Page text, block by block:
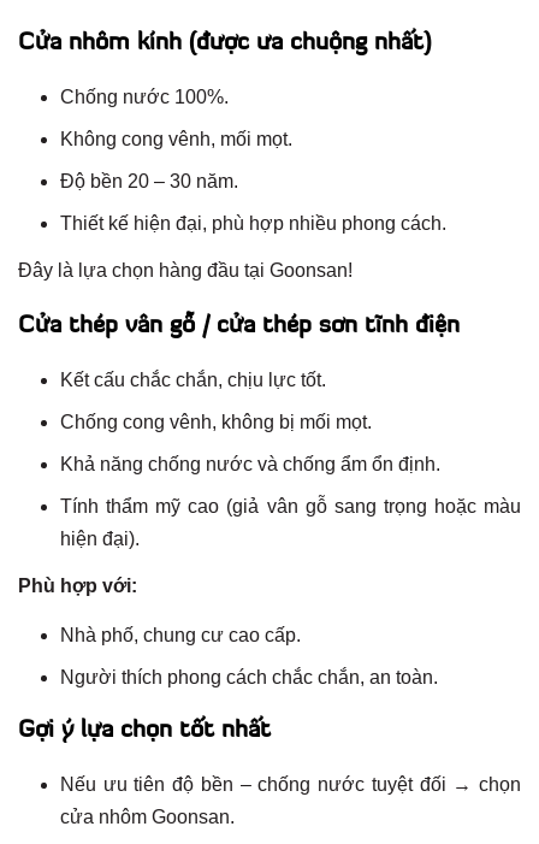
Cửa nhôm kính (được ưa chuộng nhất)
Chống nước 100%.
Không cong vênh, mối mọt.
Độ bền 20 – 30 năm.
Thiết kế hiện đại, phù hợp nhiều phong cách.
Đây là lựa chọn hàng đầu tại Goonsan!
Cửa thép vân gỗ / cửa thép sơn tĩnh điện
Kết cấu chắc chắn, chịu lực tốt.
Chống cong vênh, không bị mối mọt.
Khả năng chống nước và chống ẩm ổn định.
Tính thẩm mỹ cao (giả vân gỗ sang trọng hoặc màu
hiện đại).
Phù hợp với:
Nhà phố, chung cư cao cấp.
Người thích phong cách chắc chắn, an toàn.
Gợi ý lựa chọn tốt nhất
Nếu ưu tiên độ bền – chống nước tuyệt đối → chọn
cửa nhôm Goonsan.